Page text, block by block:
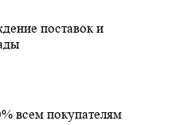
поставок и
всем покупателям